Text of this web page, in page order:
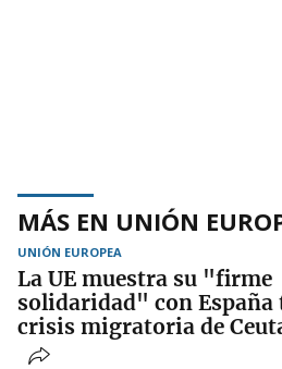
MÁS EN UNIÓN
UNIÓN EUROPEA
La UE muestra su "firme
solidaridad" con España
crisis migratoria de